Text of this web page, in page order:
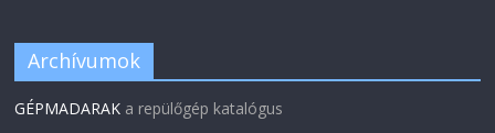
Archívumok
GÉPMADARAK a repülőgép katalógus